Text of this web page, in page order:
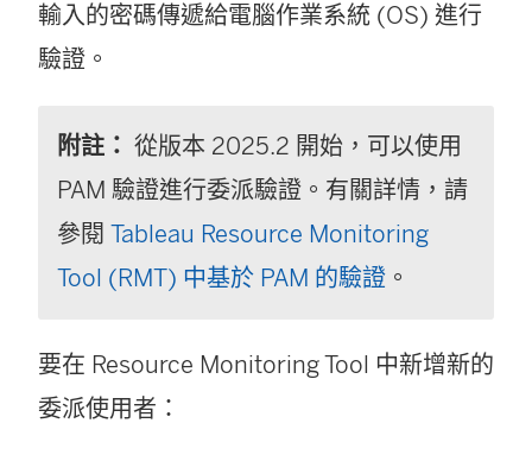
輸入的密碼傳遞給電腦作業系統 (OS) 進行
驗證。
附註： 從版本 2025.2 開始，可以使用
PAM 驗證進行委派驗證。有關詳情，請
參閱 Tableau Resource Monitoring
Tool (RMT) 中基於 PAM 的驗證 。
要在 Resource Monitoring Tool 中新增新的
委派使用者：